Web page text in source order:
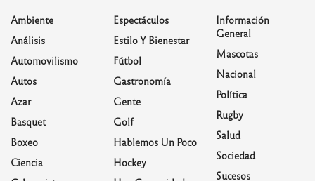
Ambiente
Análisis
Automovilismo
Autos
Azar
Basquet
Boxeo
Ciencia
Espectáculos
Estilo Y Bienestar
Fútbol
Gastronomía
Gente
Golf
Hablemos Un Poco
Hockey
Información
General
Mascotas
Nacional
Política
Rugby
Salud
Sociedad
Sucesos